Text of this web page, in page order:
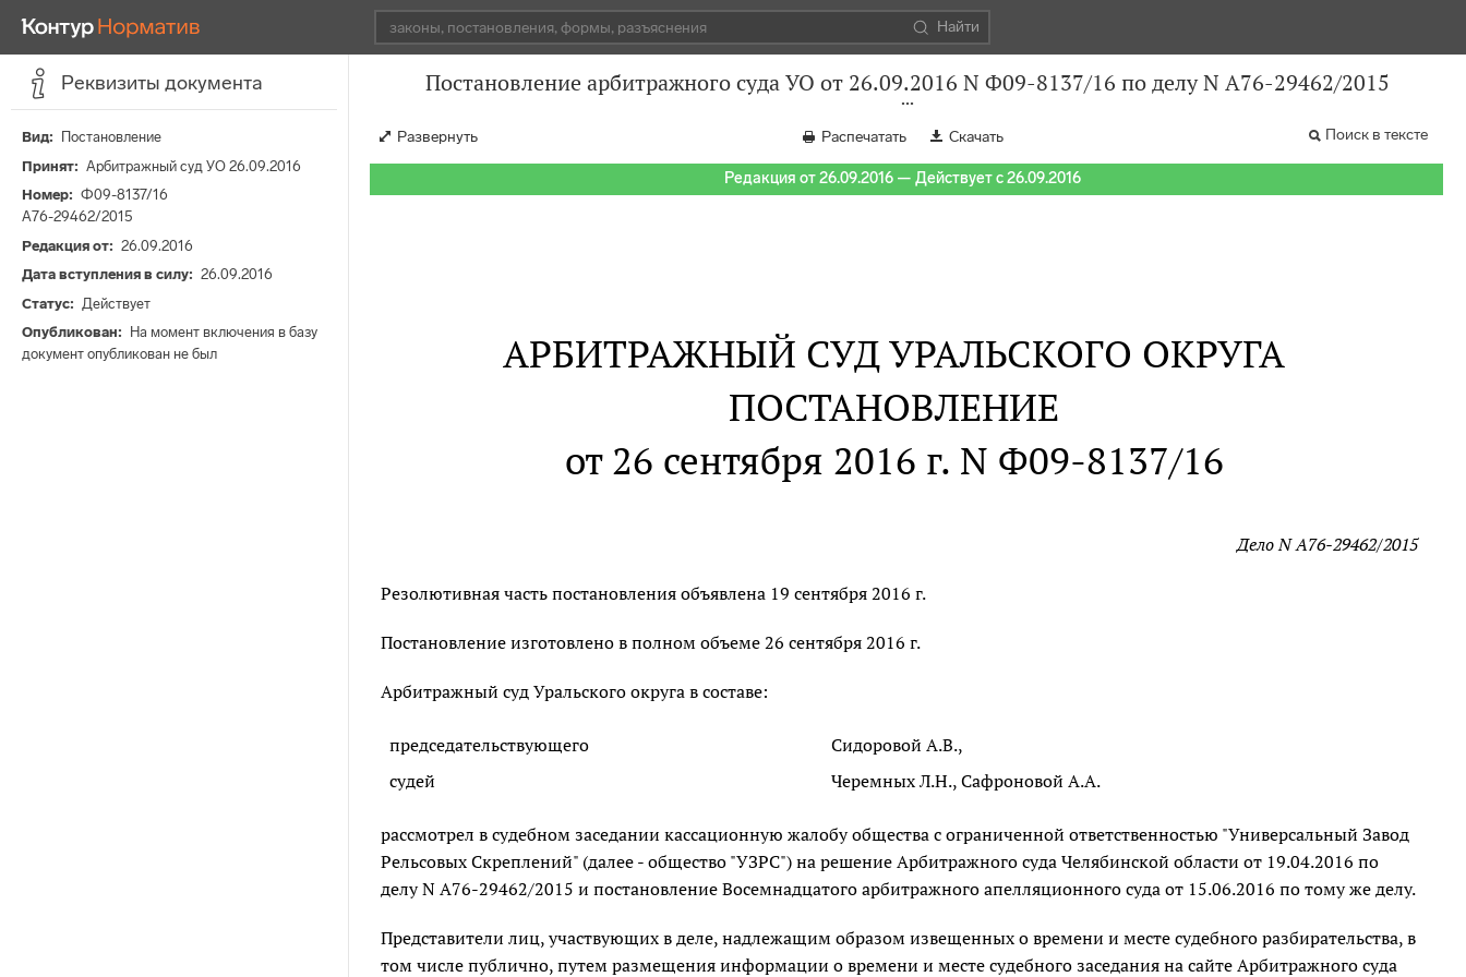
Найти
Реквизиты документа
Вид
Постановление
Принят
Арбитражный суд УО 26.09.2016
Номер
Ф09-8137/16
А76-29462/2015
Редакция от
26.09.2016
Дата вступления в силу
26.09.2016
Статус
Действует
Опубликован
На момент включения в базу
документ опубликован не был
Постановление арбитражного суда УО от 26.09.2016 N Ф09-8137/16 по делу N А76-29462/2015
Развернуть Распечатать Скачать Поиск в тексте
Редакция от 26.09.2016 — Действует с 26.09.2016
АРБИТРАЖНЫЙ СУД УРАЛЬСКОГО ОКРУГА
ПОСТАНОВЛЕНИЕ
от 26 сентября 2016 г. N Ф09-8137/16
Дело N А76-29462/2015
Резолютивная часть постановления объявлена 19 сентября 2016 г.
Постановление изготовлено в полном объеме 26 сентября 2016 г.
Арбитражный суд Уральского округа в составе:
председательствующего
Сидоровой А.В.,
судей
Черемных Л.Н., Сафроновой А.А.
рассмотрел в судебном заседании кассационную жалобу общества с ограниченной ответственностью "Универсальный Завод
Рельсовых Скреплений" (далее - общество "УЗРС") на решение Арбитражного суда Челябинской области от 19.04.2016 по
делу N А76-29462/2015 и постановление Восемнадцатого арбитражного апелляционного суда от 15.06.2016 по тому же делу.
Представители лиц, участвующих в деле, надлежащим образом извещенных о времени и месте судебного разбирательства, в
том числе публично, путем размещения информации о времени и месте судебного заседания на сайте Арбитражного суда